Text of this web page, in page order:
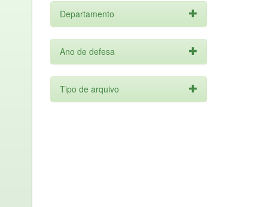
Departamento
Ano de defesa
Tipo de arquivo